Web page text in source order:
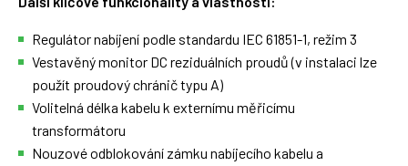
Regulátor nabíjení podle standardu IEC 61851-1, režim 3
Vestavěný monitor DC reziduálních proudů (v instalaci lze
použít proudový chránič typu A)
Volitelná délka kabelu k externímu měřicímu
transformátoru
Nouzové odblokování zámku nabíjecího kabelu a